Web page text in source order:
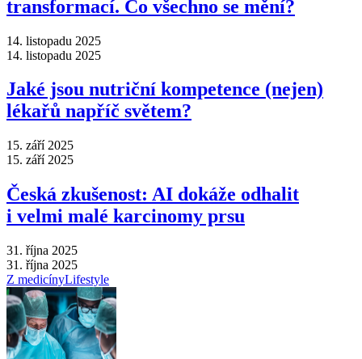
transformací. Co všechno se mění?
14. listopadu 2025
14. listopadu 2025
Jaké jsou nutriční kompetence (nejen)
lékařů napříč světem?
15. září 2025
15. září 2025
Česká zkušenost: AI dokáže odhalit
i velmi malé karcinomy prsu
31. října 2025
31. října 2025
Z medicínyLifestyle